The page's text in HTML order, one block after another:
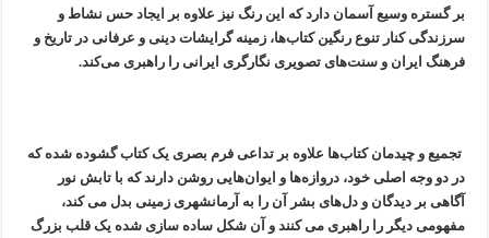
بر گستره وسیع آسمان دارد که این رنگ نیز علاوه بر ایجاد حس نشاط و
سرزندگی کنار تنوع رنگین کتاب‌ها، زمینه گرایشات دینی و عرفانی در تاریخ و
فرهنگ ایران و سنت‌های تصویری نگارگری ایرانی را راهبری می‌کند.
تجمیع و چیدمان کتاب‌ها علاوه بر تداعی فرم بصری یک کتاب گشوده شده که
در دو وجه اصلی خود، دروازه‌ها و ایوان‌هایی روشن دارند که با تابش نور
آگاهی بر دیدگان و دل‌های بشر آن را به آرمانشهری زمینی بدل می کند،
مفهومی دیگر را راهبری می کنند و آن شکل ساده سازی شده یک قلب بزرگ